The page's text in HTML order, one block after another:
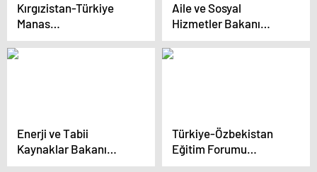
Kırgızistan-Türkiye
Manas
Üniversitesi’nden İş
Birliği Protokolü
Aile ve Sosyal
Hizmetler Bakanı
Göktaş, Gine Milli Günü
Resepsiyonu’nda
Enerji ve Tabii
Kaynaklar Bakanı
Bayraktar, Güney Kore
Türkiye-Özbekistan
Eğitim Forumu
İstanbul’da